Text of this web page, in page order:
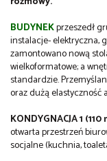
BUDYNEKprzeszedł
instalacje- elektryczna,
zamontowano nową
wielkoformatowe; a
standardzie.
oraz dużą elastyczność
KONDYGNACJA 1 (110
otwarta przestrzeń
socjalne (kuchnia,